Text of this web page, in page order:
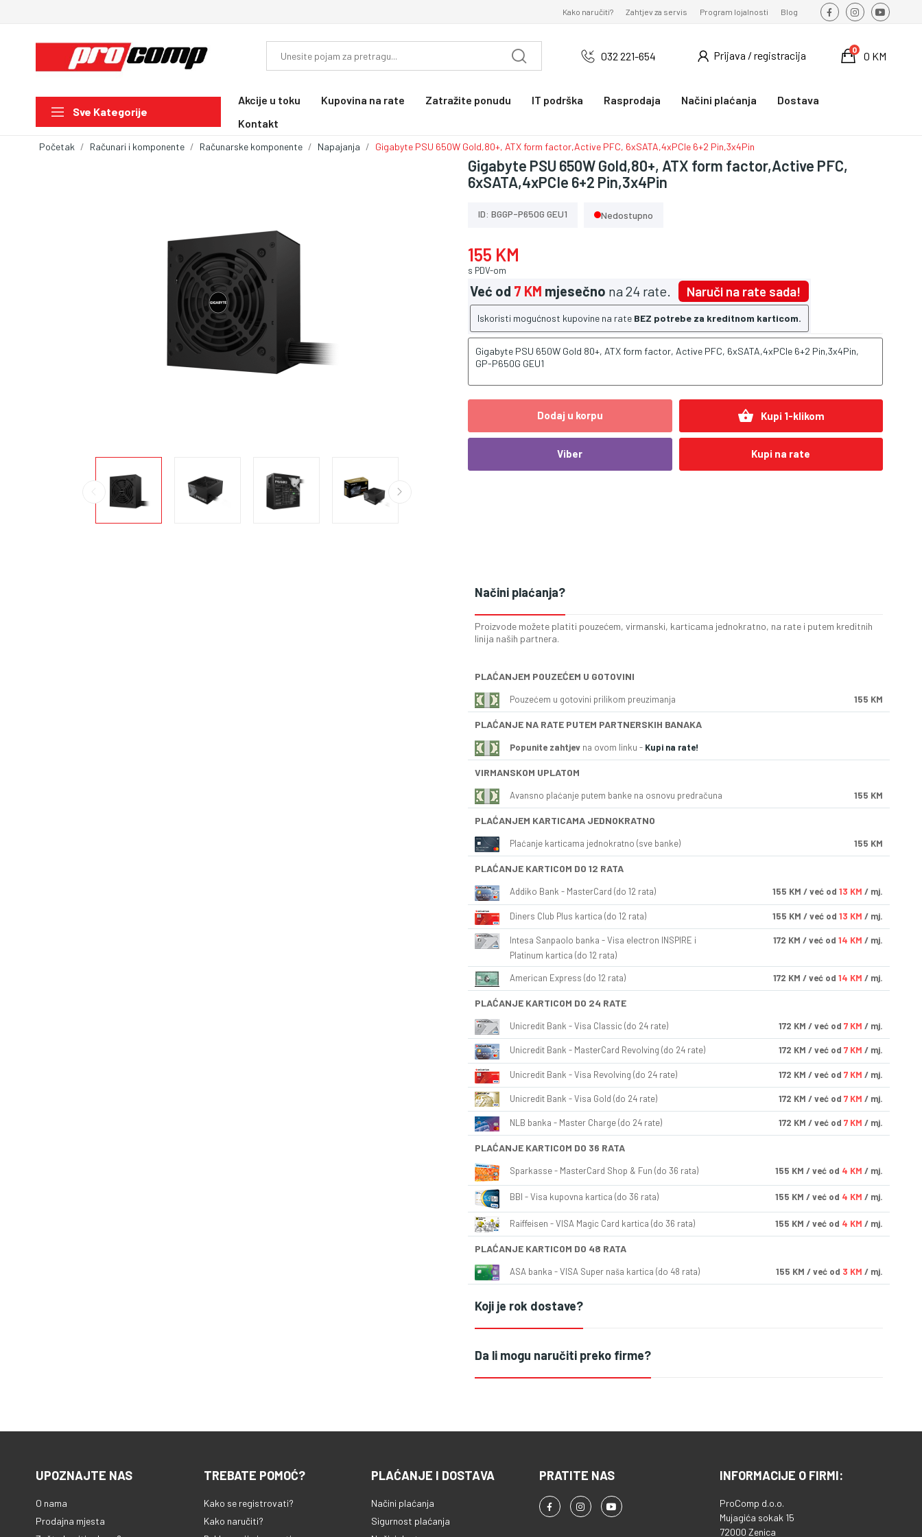
Kako naručiti? Zahtjev za servis Program lojalnosti Blog
032 221-654 Prijava / registracija 0 KM
0
Sve Kategorije
Akcije u toku Kupovina na rate Zatražite ponudu IT podrška Rasprodaja Načini plaćanja
Dostava
Kontakt
Početak Računari i komponente Računarske komponente Napajanja Gigabyte PSU 650W Gold,80+, ATX form factor,Active PFC, 6xSATA,4xPCIe 6+2 Pin,3x4Pin
Gigabyte PSU 650W Gold,80+, ATX form factor,Active PFC,
6xSATA,4xPCIe 6+2 Pin,3x4Pin
ID: BGGP-P650G GEU1 Nedostupno
155 KM
s PDV-om
Već od 7 KM mjesečno na 24 rate. Naruči na rate sada!
Iskoristi mogućnost kupovine na rate BEZ potrebe za kreditnom karticom.
Gigabyte PSU 650W Gold 80+, ATX form factor, Active PFC, 6xSATA,4xPCIe 6+2 Pin,3x4Pin,
GP-P650G GEU1
Dodaj u korpu shopping_basket Kupi 1-klikom
Viber Kupi na rate
Načini plaćanja?
Proizvode možete platiti pouzećem, virmanski, karticama jednokratno, na rate i putem kreditnih
linija naših partnera.
PLAĆANJEM POUZEĆEM U GOTOVINI
Pouzećem u gotovini prilikom preuzimanja 155 KM
PLAĆANJE NA RATE PUTEM PARTNERSKIH BANAKA
Popunite zahtjev na ovom linku - Kupi na rate!
VIRMANSKOM UPLATOM
Avansno plaćanje putem banke na osnovu predračuna 155 KM
PLAĆANJEM KARTICAMA JEDNOKRATNO
Plaćanje karticama jednokratno (sve banke) 155 KM
PLAĆANJE KARTICOM DO 12 RATA
Addiko Bank - MasterCard (do 12 rata) 155 KM / već od 13 KM / mj.
Diners Club Plus kartica (do 12 rata) 155 KM / već od 13 KM / mj.
Intesa Sanpaolo banka - Visa electron INSPIRE i
Platinum kartica (do 12 rata)
172 KM / već od 14 KM / mj.
American Express (do 12 rata) 172 KM / već od 14 KM / mj.
PLAĆANJE KARTICOM DO 24 RATE
Unicredit Bank - Visa Classic (do 24 rate) 172 KM / već od 7 KM / mj.
Unicredit Bank - MasterCard Revolving (do 24 rate) 172 KM / već od 7 KM / mj.
Unicredit Bank - Visa Revolving (do 24 rate) 172 KM / već od 7 KM / mj.
Unicredit Bank - Visa Gold (do 24 rate) 172 KM / već od 7 KM / mj.
NLB banka - Master Charge (do 24 rate) 172 KM / već od 7 KM / mj.
PLAĆANJE KARTICOM DO 36 RATA
Sparkasse - MasterCard Shop & Fun (do 36 rata) 155 KM / već od 4 KM / mj.
BBI - Visa kupovna kartica (do 36 rata) 155 KM / već od 4 KM / mj.
Raiffeisen - VISA Magic Card kartica (do 36 rata) 155 KM / već od 4 KM / mj.
PLAĆANJE KARTICOM DO 48 RATA
ASA banka - VISA Super naša kartica (do 48 rata) 155 KM / već od 3 KM / mj.
Koji je rok dostave?
Da li mogu naručiti preko firme?
UPOZNAJTE NAS
O nama
Prodajna mjesta
TREBATE POMOĆ?
Kako se registrovati?
Kako naručiti?
PLAĆANJE I DOSTAVA
Načini plaćanja
Sigurnost plaćanja
PRATITE NAS INFORMACIJE O FIRMI:
ProComp d.o.o.
Mujagića sokak 15
72000 Zenica